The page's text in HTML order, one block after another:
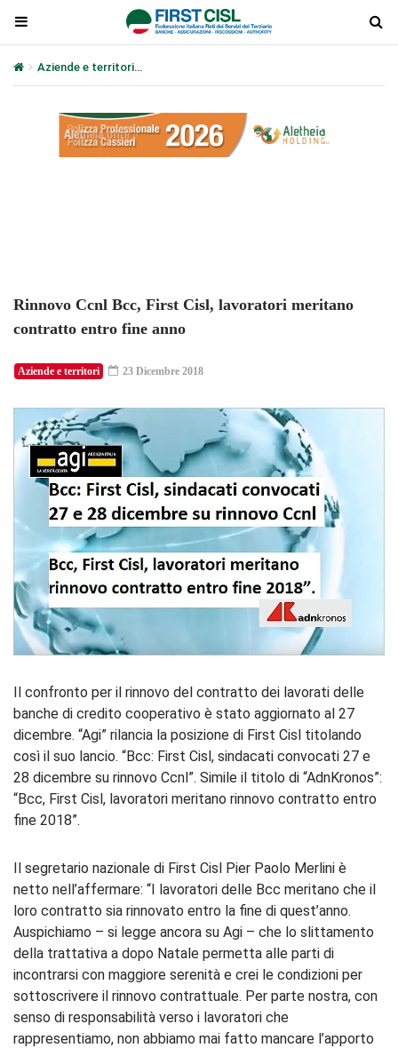
Aziende e territori
Rinnovo Ccnl Bcc, First Cisl, lavoratori meritano
contratto entro fine anno
Aziende e territori 23 Dicembre 2018
Il confronto per il rinnovo del contratto dei lavorati delle
banche di credito cooperativo è stato aggiornato al 27
dicembre. “Agi” rilancia la posizione di First Cisl titolando
così il suo lancio. “Bcc: First Cisl, sindacati convocati 27 e
28 dicembre su rinnovo Ccnl”. Simile il titolo di “AdnKronos”:
“Bcc, First Cisl, lavoratori meritano rinnovo contratto entro
fine 2018”.
Il segretario nazionale di First Cisl Pier Paolo Merlini è
netto nell’affermare: “I lavoratori delle Bcc meritano che il
loro contratto sia rinnovato entro la fine di quest’anno.
Auspichiamo – si legge ancora su Agi – che lo slittamento
della trattativa a dopo Natale permetta alle parti di
incontrarsi con maggiore serenità e crei le condizioni per
sottoscrivere il rinnovo contrattuale. Per parte nostra, con
senso di responsabilità verso i lavoratori che
rappresentiamo, non abbiamo mai fatto mancare l’apporto